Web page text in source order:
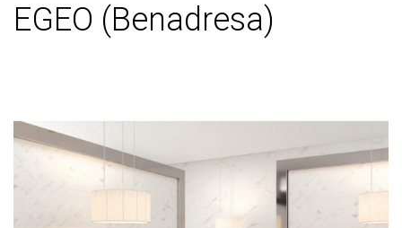
EGEO (Benadresa)